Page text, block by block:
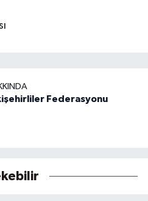
Federasyonu